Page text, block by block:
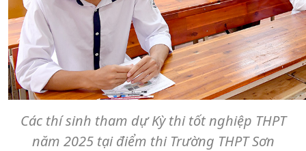
Các thí sinh tham dự Kỳ thi tốt nghiệp THPT
năm 2025 tại điểm thi Trường THPT Sơn